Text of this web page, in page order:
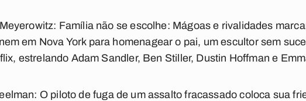
Família não se escolhe: Mágoas e rivalidades
em Nova York para homenagear o pai, um escultor sem
estrelando Adam Sandler, Ben Stiller, Dustin Hoffman e
O piloto de fuga de um assalto fracassado coloca sua